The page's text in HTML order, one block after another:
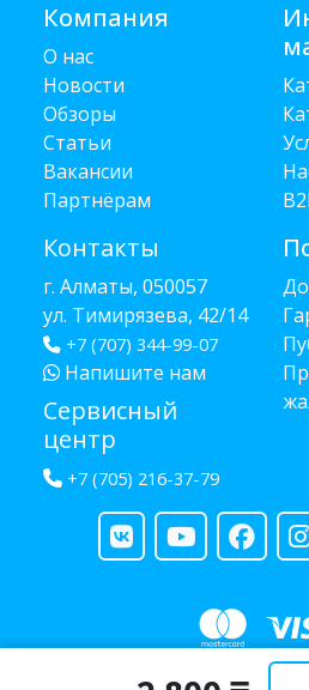
Компания
О нас
Новости
Обзоры
Статьи
Вакансии
Партнёрам
Контакты
г. Алматы, 050057
ул. Тимирязева, 42/14
+7 (707) 344-99-07
Напишите нам
Сервисный
центр
+7 (705) 216-37-79